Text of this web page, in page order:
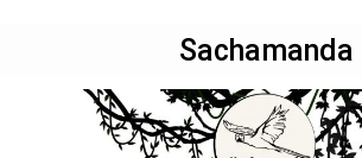
Sachamanda